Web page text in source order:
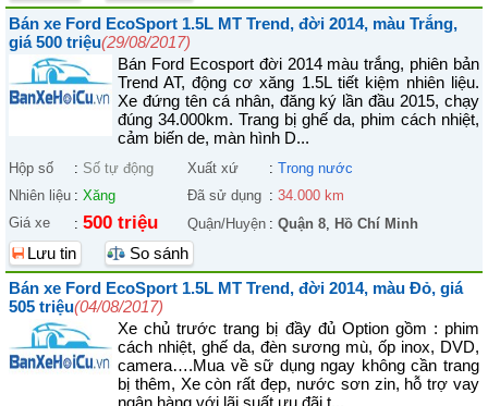
Bán xe Ford EcoSport 1.5L MT Trend, đời 2014, màu Trắng,
giá 500 triệu(29/08/2017)
Bán Ford Ecosport đời 2014 màu trắng, phiên bản
Trend AT, động cơ xăng 1.5L tiết kiệm nhiên liệu.
Xe đứng tên cá nhân, đăng ký lần đầu 2015, chạy
đúng 34.000km. Trang bị ghế da, phim cách nhiệt,
cảm biến de, màn hình D...
Hộp số : Số tự động Xuất xứ : Trong nước
Nhiên liệu : Xăng Đã sử dụng : 34.000 km
Giá xe
: 500 triệu Quận/Huyện : Quận 8, Hồ Chí Minh
Lưu tin
So sánh
Bán xe Ford EcoSport 1.5L MT Trend, đời 2014, màu Đỏ, giá
505 triệu(04/08/2017)
Xe chủ trước trang bị đầy đủ Option gồm : phim
cách nhiệt, ghế da, đèn sương mù, ốp inox, DVD,
camera….Mua về sữ dụng ngay không cần trang
bị thêm, Xe còn rất đẹp, nước sơn zin, hỗ trợ vay
ngân hàng với lãi suất ưu đãi t...